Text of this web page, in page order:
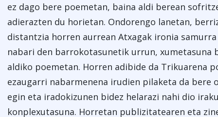
ez dago bere poemetan, baina aldi berean
adierazten du horietan. Ondorengo lanetan,
distantzia horren aurrean Atxagak ironia
nabari den barrokotasunetik urrun, xumetasuna
aldiko poemetan. Horren adibide da Trikuarena
ezaugarri nabarmenena irudien pilaketa da bere
egin eta iradokizunen bidez helarazi nahi dio
konplexutasuna. Horretan publizitatearen eta